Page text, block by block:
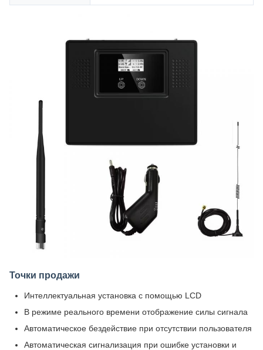
Точки продажи
Интеллектуальная установка с помощью LCD
В режиме реального времени отображение силы сигнала
Автоматическое бездействие при отсутствии пользователя
Автоматическая сигнализация при ошибке установки и